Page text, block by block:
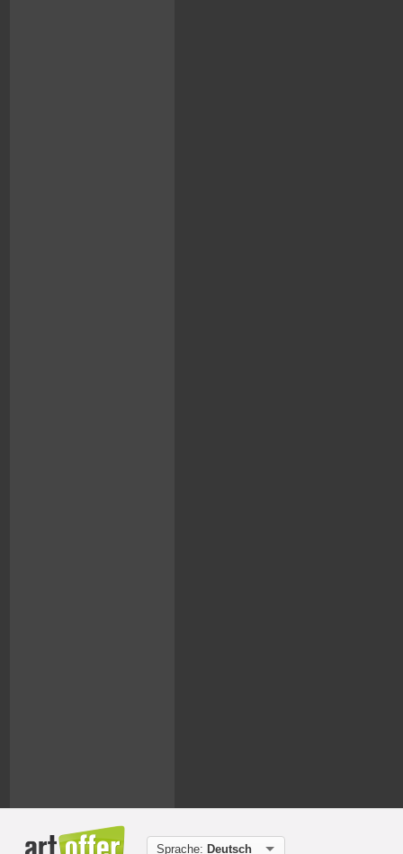
Sprache: Deutsch